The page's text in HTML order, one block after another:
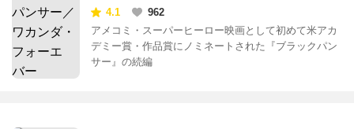
4.1
962
アメコミ・スーパーヒーロー映画として初めて米アカ
デミー賞・作品賞にノミネートされた『ブラックパン
サー』の続編